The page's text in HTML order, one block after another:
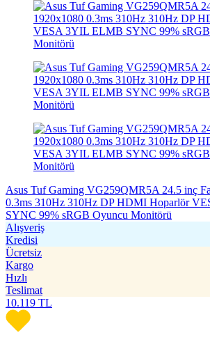
Asus Tuf Gaming VG259QMR5A 24.5 inç
0.3ms 310Hz 310Hz DP HDMI Hoparlör
SYNC 99% sRGB Oyuncu Monitörü
Alışveriş
Kredisi
Ücretsiz
Kargo
Hızlı
Teslimat
10.119 TL